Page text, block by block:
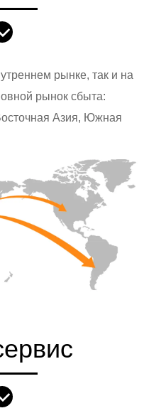
рынке, так и на
рынок сбыта:
Азия, Южная